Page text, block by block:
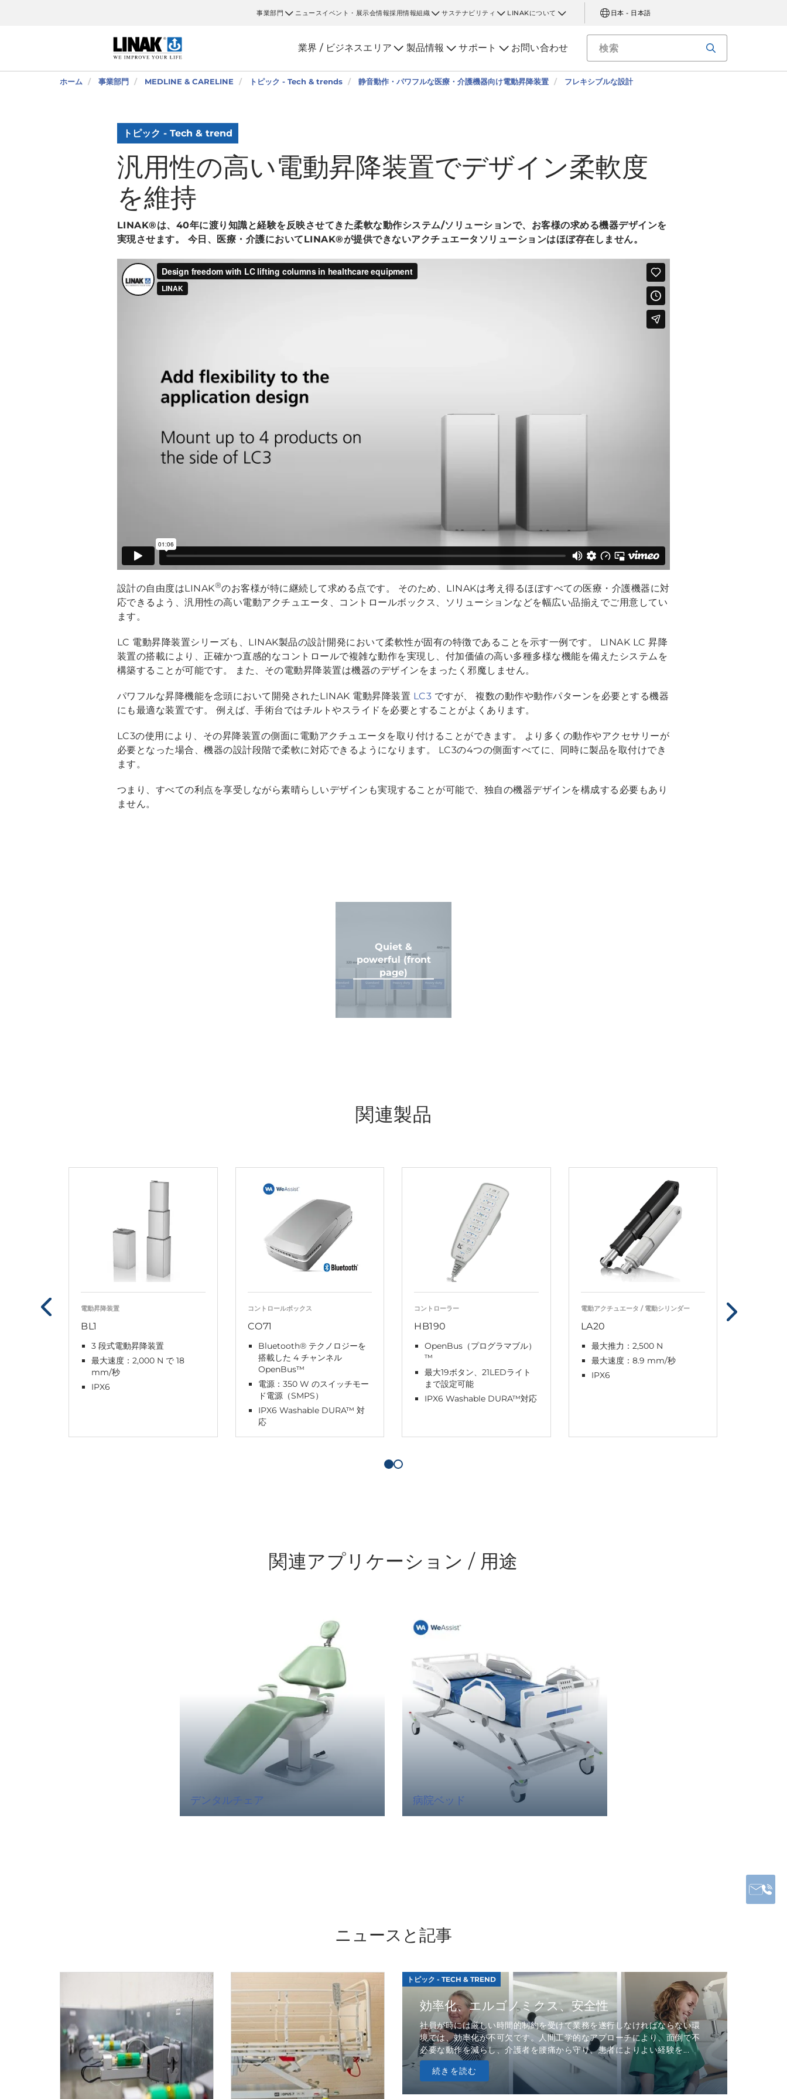
事業部門 ニュース イベント・展示会情報採用情報組織 サステナビリティ LINAKについて 日本 - 日本語
業界 / ビジネスエリア 製品情報 サポート お問い合わせ
ホーム 事業部門 MEDLINE & CARELINE トピック - Tech & trends 静音動作・パワフルな医療・介護機器向け電動昇降装置 フレキシブルな設計
トピック - Tech & trend
汎用性の高い電動昇降装置でデザイン柔軟度
を維持
LINAK®は、40年に渡り知識と経験を反映させてきた柔軟な動作システム/ソリューションで、お客様の求める機器デザインを
実現させます。 今日、医療・介護においてLINAK®が提供できないアクチュエータソリューションはほぼ存在しません。
設計の自由度はLINAK®のお客様が特に継続して求める点です。 そのため、LINAKは考え得るほぼすべての医療・介護機器に対
応できるよう、汎用性の高い電動アクチュエータ、コントロールボックス、ソリューションなどを幅広い品揃えでご用意してい
ます。
LC 電動昇降装置シリーズも、LINAK製品の設計開発において柔軟性が固有の特徴であることを示す一例です。 LINAK LC 昇降
装置の搭載により、正確かつ直感的なコントロールで複雑な動作を実現し、付加価値の高い多種多様な機能を備えたシステムを
構築することが可能です。 また、その電動昇降装置は機器のデザインをまったく邪魔しません。
パワフルな昇降機能を念頭において開発されたLINAK 電動昇降装置 LC3 ですが、 複数の動作や動作パターンを必要とする機器
にも最適な装置です。 例えば、手術台ではチルトやスライドを必要とすることがよくあります。
LC3の使用により、その昇降装置の側面に電動アクチュエータを取り付けることができます。 より多くの動作やアクセサリーが
必要となった場合、機器の設計段階で柔軟に対応できるようになります。 LC3の4つの側面すべてに、同時に製品を取付けでき
ます。
つまり、すべての利点を享受しながら素晴らしいデザインも実現することが可能で、独自の機器デザインを構成する必要もあり
ません。
Quiet &
powerful (front
page)
関連製品
電動昇降装置
BL1
3 段式電動昇降装置
最大速度：2,000 N で 18
mm/秒
IPX6
コントロールボックス
CO71
Bluetooth® テクノロジーを
搭載した 4 チャンネル
OpenBus™
電源：350 W のスイッチモー
ド電源（SMPS）
IPX6 Washable DURA™ 対
応
コントローラー
HB190
OpenBus（プログラマブル）
™
最大19ボタン、21LEDライト
まで設定可能
IPX6 Washable DURA™対応
電動アクチュエータ / 電動シリンダー
LA20
最大推力：2,500 N
最大速度：8.9 mm/秒
IPX6
関連アプリケーション / 用途
デンタルチェア 病院ベッド
ニュースと記事
トピック - TECH & TREND
効率化、エルゴノミクス、安全性
社員が時には厳しい時間的制約を受けて業務を遂行しなければならない環
境では、効率化が不可欠です。人間工学的なアプローチにより、面倒で不
必要な動作を減らし、介護者を腰痛から守り、患者によりよい経験を...
続きを読む